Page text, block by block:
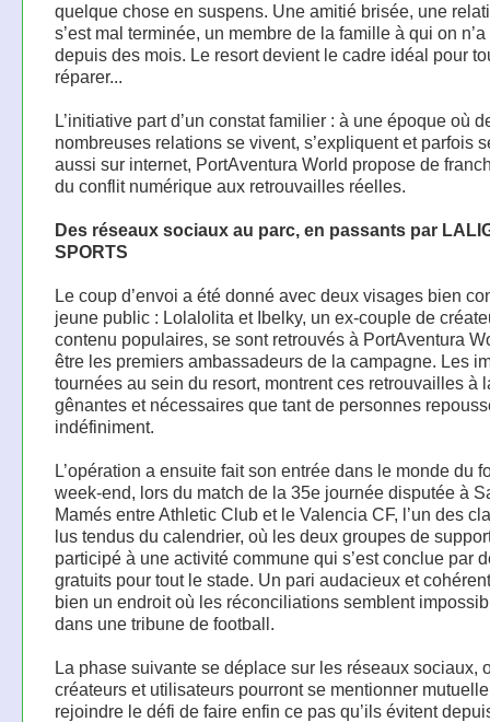
quelque chose en suspens. Une amitié brisée, une
s’est mal terminée, un membre de la famille à qui on
depuis des mois. Le resort devient le cadre idéal pour
réparer...
L’initiative part d’un constat familier : à une époque où
nombreuses relations se vivent, s’expliquent et parfois
aussi sur internet, PortAventura World propose de
du conflit numérique aux retrouvailles réelles.
Des réseaux sociaux au parc, en passants par
SPORTS
Le coup d’envoi a été donné avec deux visages bien
jeune public : Lolalolita et Ibelky, un ex-couple de
contenu populaires, se sont retrouvés à PortAventura
être les premiers ambassadeurs de la campagne. Les
tournées au sein du resort, montrent ces retrouvailles à
gênantes et nécessaires que tant de personnes
indéfiniment.
L’opération a ensuite fait son entrée dans le monde du
week-end, lors du match de la 35e journée disputée à
Mamés entre Athletic Club et le Valencia CF, l’un des
lus tendus du calendrier, où les deux groupes de
participé à une activité commune qui s’est conclue par
gratuits pour tout le stade. Un pari audacieux et
bien un endroit où les réconciliations semblent
dans une tribune de football.
La phase suivante se déplace sur les réseaux sociaux,
créateurs et utilisateurs pourront se mentionner
rejoindre le défi de faire enfin ce pas qu’ils évitent